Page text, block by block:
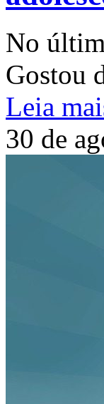
No
Gostou
Leia
30 de